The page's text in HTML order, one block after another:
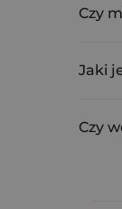
Czy
Jaki
Czy